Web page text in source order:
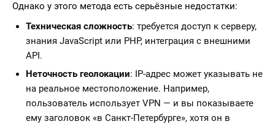
Однако у этого метода есть серьёзные недостатки:
Техническая сложность: требуется доступ к серверу,
знания JavaScript или PHP, интеграция с внешними
API.
Неточность геолокации: IP-адрес может указывать не
на реальное местоположение. Например,
пользователь использует VPN — и вы показываете
ему заголовок «в Санкт-Петербурге», хотя он в